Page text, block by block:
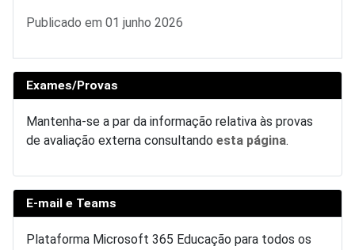
Detalhes
Publicado em 01 junho 2026
Exames/Provas
Mantenha-se a par da informação relativa às provas
de avaliação externa consultando esta página.
E-mail e Teams
Plataforma Microsoft 365 Educação para todos os